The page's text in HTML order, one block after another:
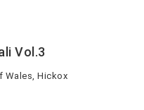
Vol.3
Wales, Hickox